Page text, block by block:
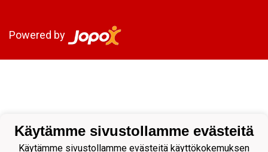
Powered by
Käytämme sivustollamme evästeitä
Käytämme sivustollamme evästeitä käyttökokemuksen